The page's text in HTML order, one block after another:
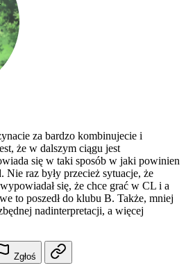
za bardzo kombinujecie i
że w dalszym ciągu jest
się w taki sposób w jaki powinien
Nie raz były przecież sytuacje, że
się, że chce grać w CL i a
to poszedł do klubu B. Także, mniej
nadinterpretacji, a więcej
Zgłoś